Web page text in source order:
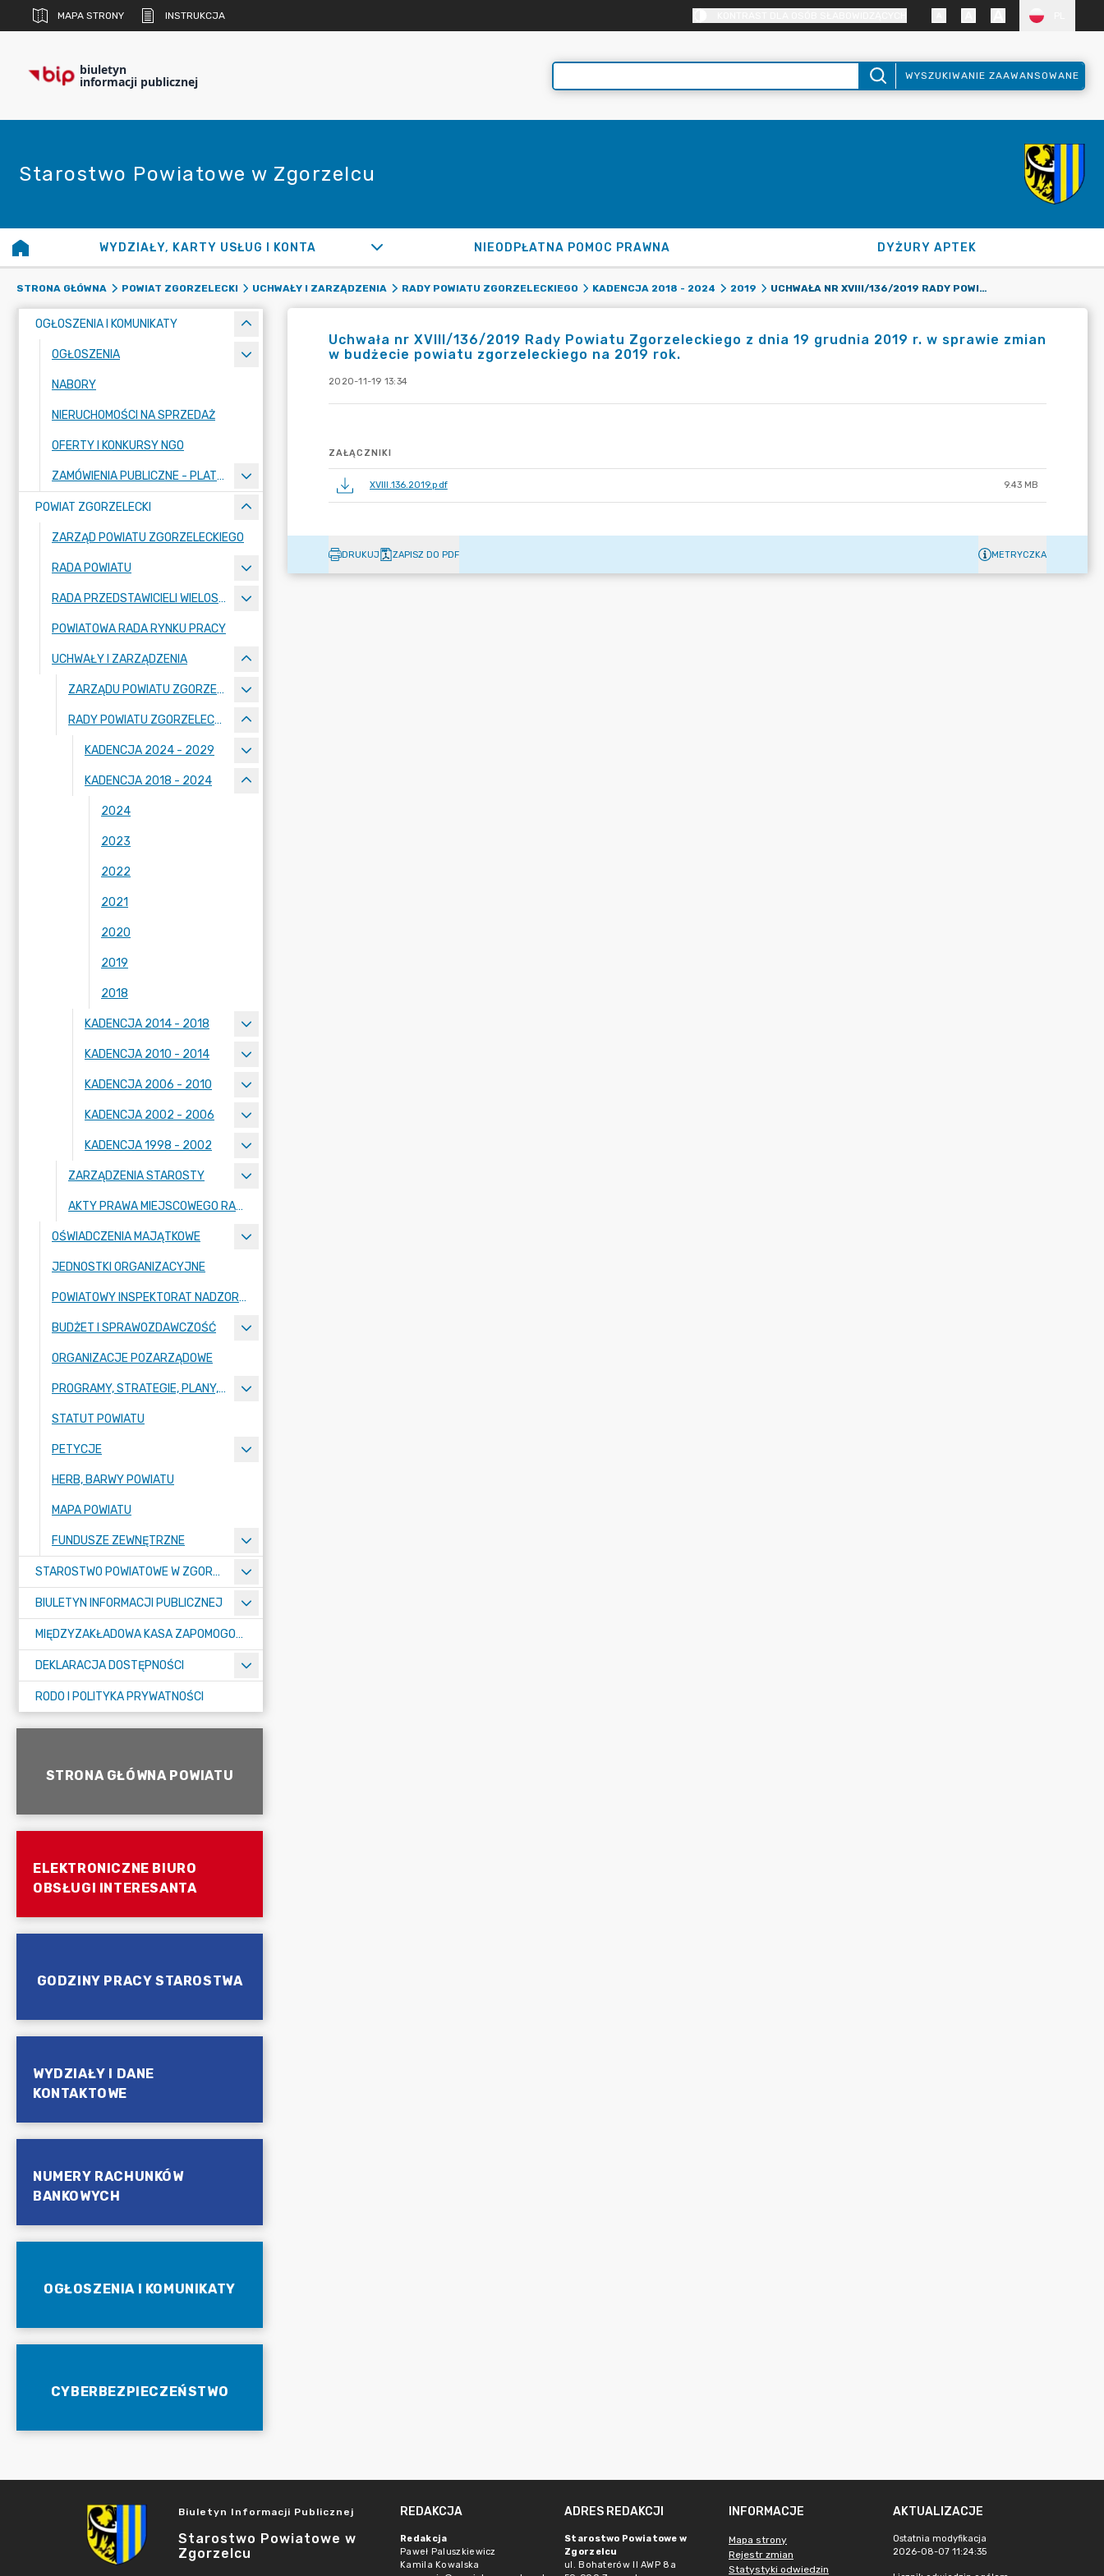
MAPA STRONY INSTRUKCJA
biuletyn
informacji publicznej WYSZUKIWANIE ZAAWANSOWANE
Starostwo Powiatowe w Zgorzelcu
WYDZIAŁY, KARTY USŁUG I KONTA NIEODPŁATNA POMOC PRAWNA DYŻURY APTEK
STRONA GŁÓWNA POWIAT ZGORZELECKI UCHWAŁY I ZARZĄDZENIA RADY POWIATU ZGORZELECKIEGO KADENCJA 2018 - 2024 2019 UCHWAŁA NR XVIII/136/2019 RADY POWIATU ZGORZELECKIEGO Z DNIA 19 GRUDNIA 2019 R. W SPRAWIE ZMIAN W BUDŻECIE POWIATU ZGORZELECKIEGO NA 2019 ROK.
OGŁOSZENIA I KOMUNIKATY
OGŁOSZENIA
NABORY
NIERUCHOMOŚCI NA SPRZEDAŻ
OFERTY I KONKURSY NGO
ZAMÓWIENIA PUBLICZNE - PLATFORMA ZAKUPOWA
POWIAT ZGORZELECKI
ZARZĄD POWIATU ZGORZELECKIEGO
RADA POWIATU
RADA PRZEDSTAWICIELI WIELOSPECJALISTYCZNEGO ZESPOŁU OPIEKI ZDROWOTNEJ "BOLESŁAWIEC-ZGORZELEC" SAMODZIELNEGO PUBLICZNEGO ZAKŁADU OPIEKI ZDROWOTNEJ
POWIATOWA RADA RYNKU PRACY
UCHWAŁY I ZARZĄDZENIA
ZARZĄDU POWIATU ZGORZELECKIEGO
RADY POWIATU ZGORZELECKIEGO
KADENCJA 2024 - 2029
KADENCJA 2018 - 2024
2024
2023
2022
2021
2020
2019
2018
KADENCJA 2014 - 2018
KADENCJA 2010 - 2014
KADENCJA 2006 - 2010
KADENCJA 2002 - 2006
KADENCJA 1998 - 2002
ZARZĄDZENIA STAROSTY
AKTY PRAWA MIEJSCOWEGO RADY POWIATU ZGORZELECKIEGO
OŚWIADCZENIA MAJĄTKOWE
JEDNOSTKI ORGANIZACYJNE
POWIATOWY INSPEKTORAT NADZORU BUDOWLANEGO
BUDŻET I SPRAWOZDAWCZOŚĆ
ORGANIZACJE POZARZĄDOWE
PROGRAMY, STRATEGIE, PLANY, RAPORTY
STATUT POWIATU
PETYCJE
HERB, BARWY POWIATU
MAPA POWIATU
FUNDUSZE ZEWNĘTRZNE
STAROSTWO POWIATOWE W ZGORZELCU
BIULETYN INFORMACJI PUBLICZNEJ
MIĘDZYZAKŁADOWA KASA ZAPOMOGOWO-POŻYCZKOWA
DEKLARACJA DOSTĘPNOŚCI
RODO I POLITYKA PRYWATNOŚCI
STRONA GŁÓWNA POWIATU
ELEKTRONICZNE BIURO
OBSŁUGI INTERESANTA
GODZINY PRACY STAROSTWA
WYDZIAŁY I DANE
KONTAKTOWE
NUMERY RACHUNKÓW
BANKOWYCH
OGŁOSZENIA I KOMUNIKATY
CYBERBEZPIECZEŃSTWO
Uchwała nr XVIII/136/2019 Rady Powiatu Zgorzeleckiego z dnia 19 grudnia 2019 r. w sprawie zmian
w budżecie powiatu zgorzeleckiego na 2019 rok.
2020-11-19 13:34
ZAŁĄCZNIKI
XVIII.136.2019.pdf 9.43 MB
DRUKUJ ZAPISZ DO PDF METRYCZKA
Biuletyn Informacji Publicznej
Starostwo Powiatowe w
Zgorzelcu
REDAKCJA
Redakcja
Paweł Paluszkiewicz
Kamila Kowalska
ADRES REDAKCJI
Starostwo Powiatowe w
Zgorzelcu
ul. Bohaterów II AWP 8a
INFORMACJE
Mapa strony
Rejestr zmian
Statystyki odwiedzin
AKTUALIZACJE
Ostatnia modyfikacja
2026-08-07 11:24:35